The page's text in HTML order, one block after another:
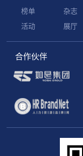
榜单 杂志
活动
展厅
合作伙伴